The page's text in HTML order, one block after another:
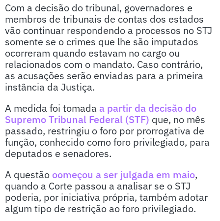
Com a decisão do tribunal, governadores e
membros de tribunais de contas dos estados
vão continuar respondendo a processos no STJ
somente se o crimes que lhe são imputados
ocorreram quando estavam no cargo ou
relacionados com o mandato. Caso contrário,
as acusações serão enviadas para a primeira
instância da Justiça.
A medida foi tomada a partir da decisão do
Supremo Tribunal Federal (STF) que, no mês
passado, restringiu o foro por prorrogativa de
função, conhecido como foro privilegiado, para
deputados e senadores.
A questão oomeçou a ser julgada em maio,
quando a Corte passou a analisar se o STJ
poderia, por iniciativa própria, também adotar
algum tipo de restrição ao foro privilegiado.